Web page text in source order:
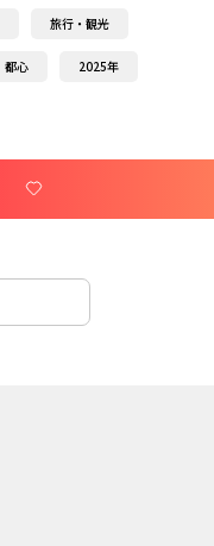
旅行・観光
都心 2025年